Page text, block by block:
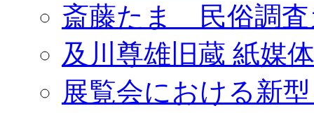
斎藤たま 民俗調査
及川尊雄旧蔵 紙媒
展覧会における新